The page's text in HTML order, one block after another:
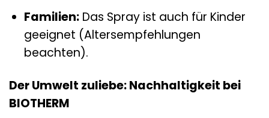
Familien:Das Spray ist auch für Kinder
geeignet (Altersempfehlungen
beachten).
Der Umwelt zuliebe: Nachhaltigkeit bei
BIOTHERM